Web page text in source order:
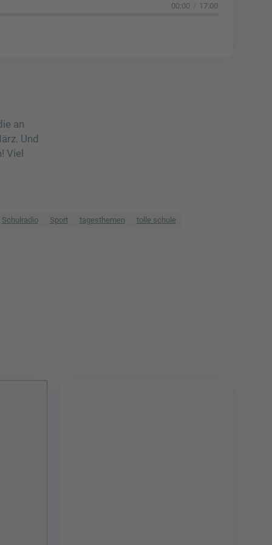
00:00 17:00
an
Und
Viel
Schulradio Sport tagesthemen tolle schule